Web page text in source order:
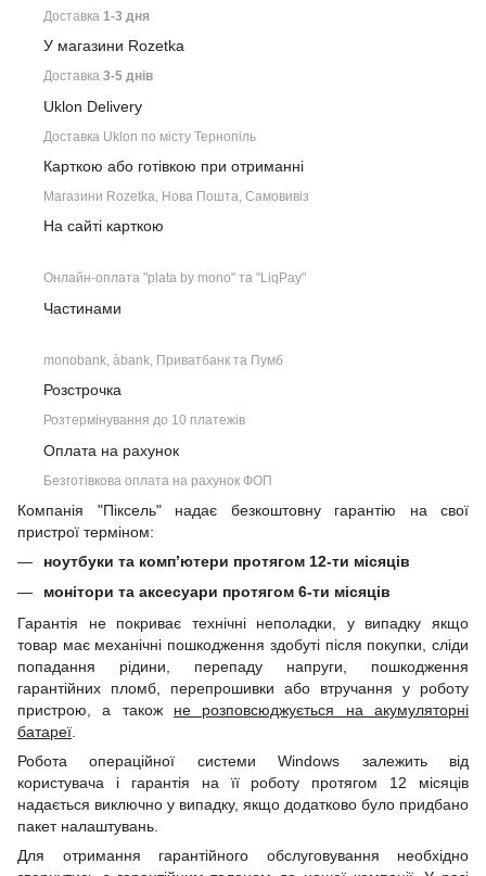
Доставка 1-3 дня
У магазини Rozetka
Доставка 3-5 днів
Uklon Delivery
Доставка Uklon по місту Тернопіль
Карткою або готівкою при отриманні
Магазини Rozetka, Нова Пошта, Самовивіз
На сайті карткою
Онлайн-оплата "plata by mono" та "LiqPay"
Частинами
monobank, àbank, Приватбанк та Пумб
Розстрочка
Розтермінування до 10 платежів
Оплата на рахунок
Безготівкова оплата на рахунок ФОП
Компанія "Піксель" надає безкоштовну гарантію на свої
пристрої терміном:
ноутбуки та комп’ютери протягом 12-ти місяців
монітори та аксесуари протягом 6-ти місяців
Гарантія не покриває технічні неполадки, у випадку якщо
товар має механічні пошкодження здобуті після покупки, сліди
попадання рідини, перепаду напруги, пошкодження
гарантійних пломб, перепрошивки або втручання у роботу
пристрою, а також не розповсюджується на акумуляторні
батареї
Робота операційної системи Windows залежить від
користувача і гарантія на її роботу протягом 12 місяців
надається виключно у випадку, якщо додатково було придбано
пакет налаштувань.
Для отримання гарантійного обслуговування необхідно